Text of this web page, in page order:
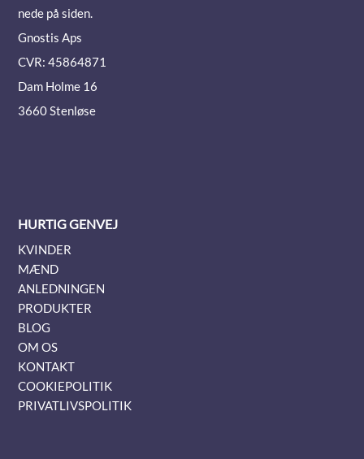
nede på siden.
Gnostis Aps
CVR: 45864871
Dam Holme 16
3660 Stenløse
HURTIG GENVEJ
KVINDER
MÆND
ANLEDNINGEN
PRODUKTER
BLOG
OM OS
KONTAKT
COOKIEPOLITIK
PRIVATLIVSPOLITIK